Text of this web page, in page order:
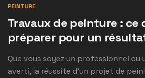
PEINTURE
Travaux de peinture :
préparer pour un
Que vous soyez un professionnel ou
averti, la réussite d'un projet de